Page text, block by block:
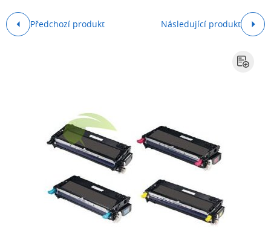
Předchozí produkt Následující produkt